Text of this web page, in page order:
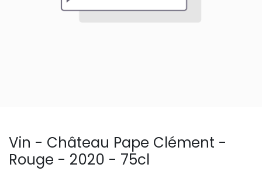
Vin - Château Pape Clément -
Rouge - 2020 - 75cl